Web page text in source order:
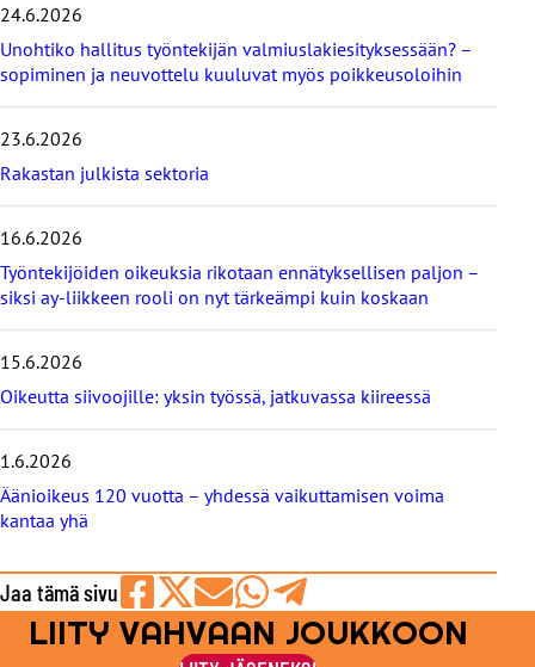
i
m
e
i
m
t
b
o
g
i
24.6.2026
Unohtiko hallitus työntekijän valmiuslakiesityksessään? –
sopiminen ja neuvottelu kuuluvat myös poikkeusoloihin
23.6.2026
Rakastan julkista sektoria
16.6.2026
Työntekijöiden oikeuksia rikotaan ennätyksellisen paljon –
siksi ay-liikkeen rooli on nyt tärkeämpi kuin koskaan
15.6.2026
Oikeutta siivoojille: yksin työssä, jatkuvassa kiireessä
1.6.2026
Äänioikeus 120 vuotta – yhdessä vaikuttamisen voima
kantaa yhä
Jaa tämä sivu
Jaa
Facebookissa
Jaa
viestipalvelu
Jaa
sähköpostilla
Jaa
WhatsAppilla
Jaa
Telegramilla
LIITY VAHVAAN JOUKKOON